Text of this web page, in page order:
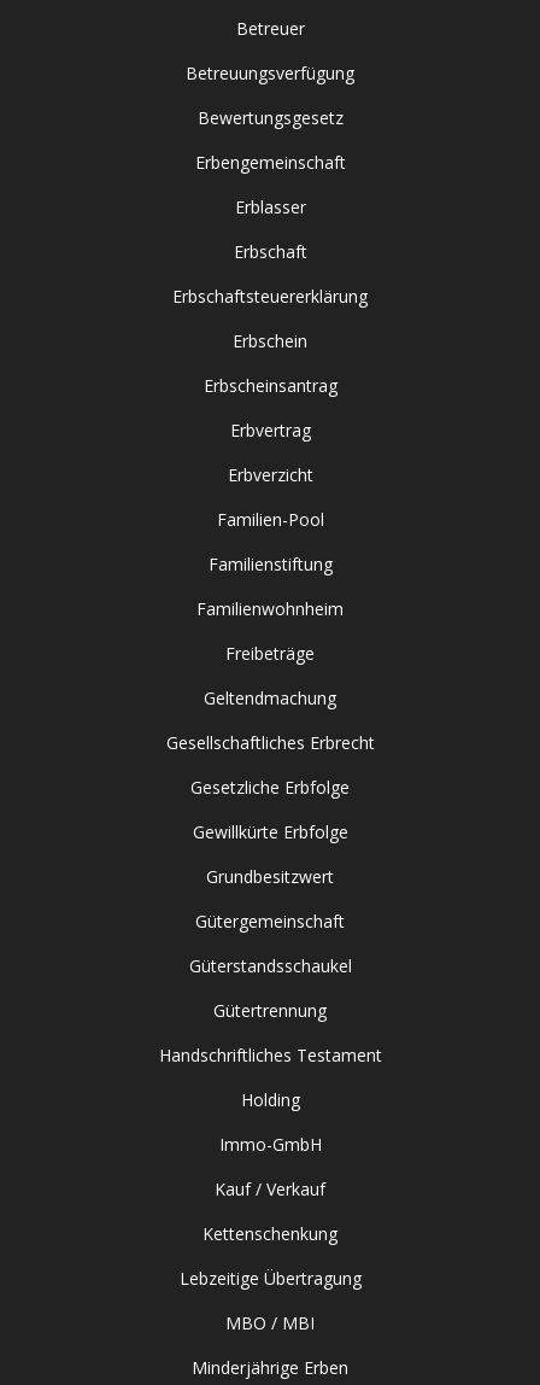
Betreuer
Betreuungsverfügung
Bewertungsgesetz
Erbengemeinschaft
Erblasser
Erbschaft
Erbschaftsteuererklärung
Erbschein
Erbscheinsantrag
Erbvertrag
Erbverzicht
Familien-Pool
Familienstiftung
Familienwohnheim
Freibeträge
Geltendmachung
Gesellschaftliches Erbrecht
Gesetzliche Erbfolge
Gewillkürte Erbfolge
Grundbesitzwert
Gütergemeinschaft
Güterstandsschaukel
Gütertrennung
Handschriftliches Testament
Holding
Immo-GmbH
Kauf / Verkauf
Kettenschenkung
Lebzeitige Übertragung
MBO / MBI
Minderjährige Erben